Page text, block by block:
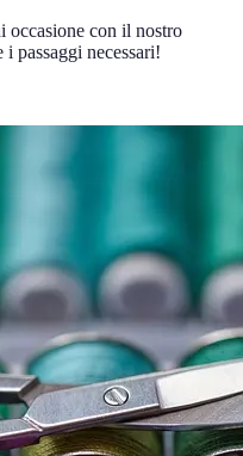
occasione con il nostro
passaggi necessari!